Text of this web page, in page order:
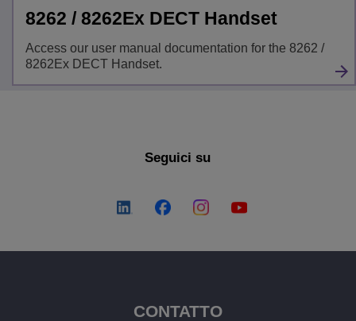
8262 / 8262Ex DECT Handset
Access our user manual documentation for the 8262 /
8262Ex DECT Handset.
Seguici su
CONTATTO